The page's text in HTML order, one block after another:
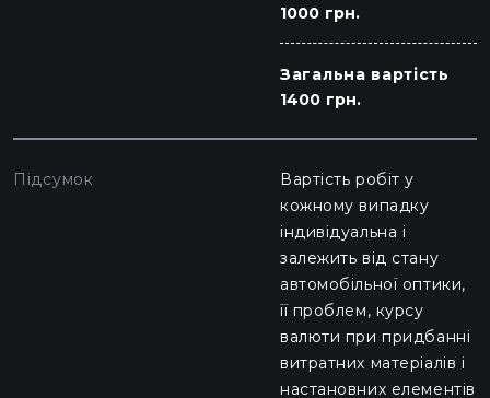
1000 грн.
Загальна вартість
1400 грн.
Підсумок
Вартість робіт у
кожному випадку
індивідуальна і
залежить від стану
автомобільної оптики,
її проблем, курсу
валюти при придбанні
витратних матеріалів і
настановних елементів